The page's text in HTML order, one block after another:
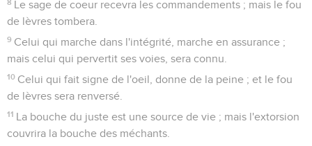
8 Le sage de coeur recevra les commandements ; mais le fou
de lèvres tombera.
9 Celui qui marche dans l'intégrité, marche en assurance ;
mais celui qui pervertit ses voies, sera connu.
10 Celui qui fait signe de l'oeil, donne de la peine ; et le fou
de lèvres sera renversé.
11 La bouche du juste est une source de vie ; mais l'extorsion
couvrira la bouche des méchants.